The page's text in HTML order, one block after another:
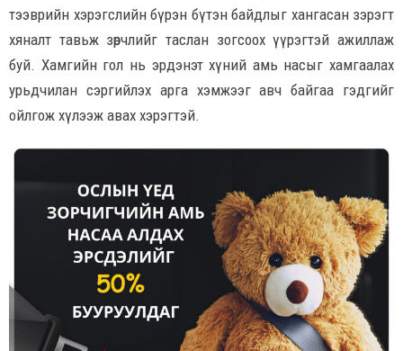
тээврийн хэрэгслийн бүрэн бүтэн байдлыг хангасан зэрэгт
хяналт тавьж зөрчлийг таслан зогсоох үүрэгтэй ажиллаж
буй. Хамгийн гол нь эрдэнэт хүний амь насыг хамгаалах
урьдчилан сэргийлэх арга хэмжээг авч байгаа гэдгийг
ойлгож хүлээж авах хэрэгтэй.